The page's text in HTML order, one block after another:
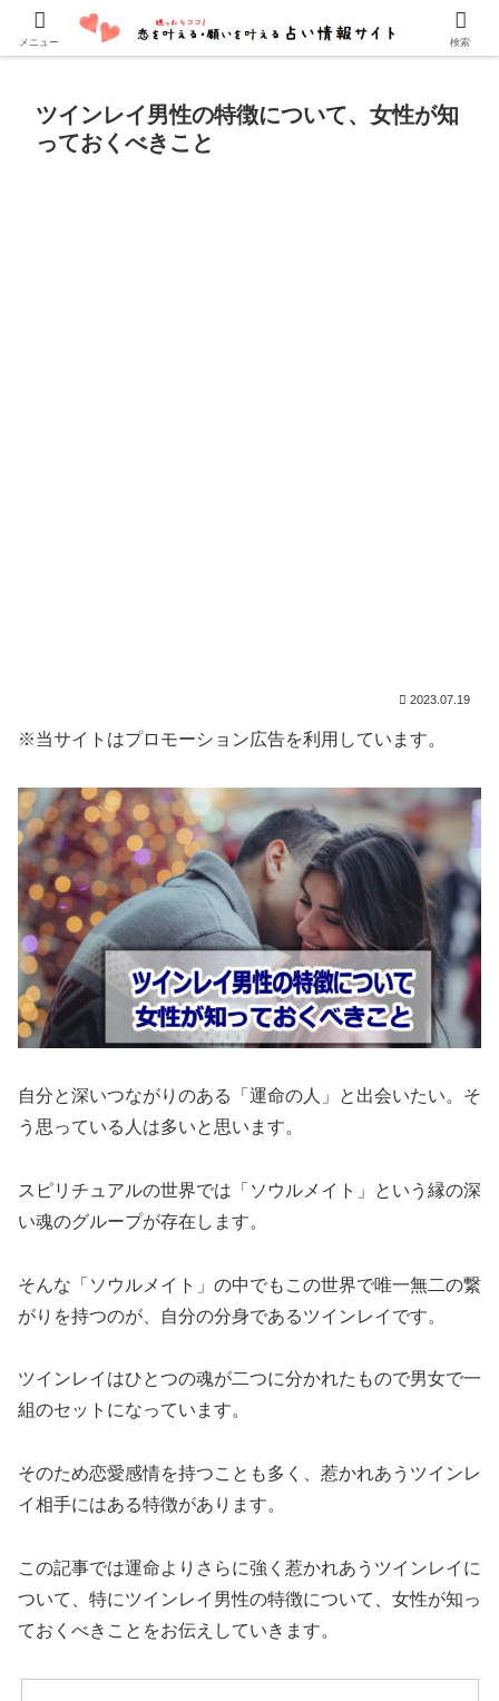
口コミでよく当たると評判の占い師・霊能者を紹介しています。
ツインレイ男性の特徴について、女性が知
っておくべきこと
2023.07.19
※当サイトはプロモーション広告を利用しています。
自分と深いつながりのある「運命の人」と出会いたい。そ
う思っている人は多いと思います。
スピリチュアルの世界では「ソウルメイト」という縁の深
い魂のグループが存在します。
そんな「ソウルメイト」の中でもこの世界で唯一無二の繋
がりを持つのが、自分の分身であるツインレイです。
ツインレイはひとつの魂が二つに分かれたもので男女で一
組のセットになっています。
そのため恋愛感情を持つことも多く、惹かれあうツインレ
イ相手にはある特徴があります。
この記事では運命よりさらに強く惹かれあうツインレイに
ついて、特にツインレイ男性の特徴について、女性が知っ
ておくべきことをお伝えしていきます。
メニュー 検索